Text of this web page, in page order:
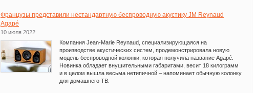
Французы представили нестандартную беспроводную акустику JM Reynaud
Agapé
10 июля 2022
Компания Jean-Marie Reynaud, специализирующаяся на
производстве акустических систем, продемонстрировала новую
модель беспроводной колонки, которая получила название Agapé.
Новинка обладает внушительными габаритами, весит 18 килограмм
и в целом вышла весьма нетипичной – напоминает обычную колонку
для домашнего ТВ.